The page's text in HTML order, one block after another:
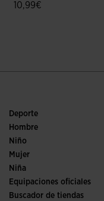
10,99€
Deporte
Running
Pádel
Fútbol
Trail running
Tenis
Hombre
Calzado Hombre
Deporte
Niño
Ver todo ropa niño
Mujer
Ropa Mujer
Deporte
Niña
Ver todo ropa niña
Equipaciones oficiales
Fútbol
Buscador de tiendas